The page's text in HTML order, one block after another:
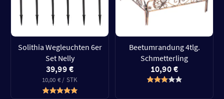
Solithia Wegleuchten 6er
Set Nelly
39,99 €
10,00 € / STK
Beetumrandung 4tlg.
Schmetterling
10,90 €